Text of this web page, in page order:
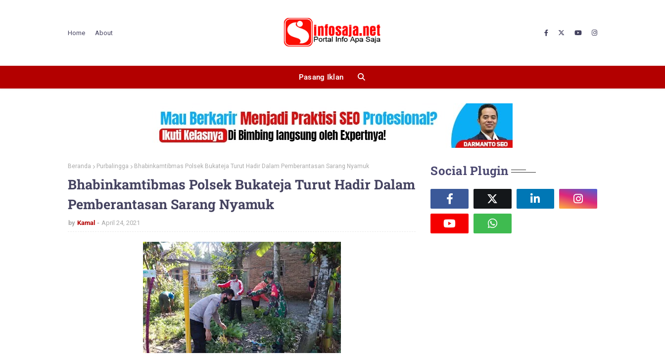
Home About
Pasang Iklan
Beranda Purbalingga Bhabinkamtibmas Polsek Bukateja Turut Hadir Dalam Pemberantasan Sarang Nyamuk
Bhabinkamtibmas Polsek Bukateja Turut Hadir Dalam
Pemberantasan Sarang Nyamuk
by Kamal April 24, 2021
Social Plugin